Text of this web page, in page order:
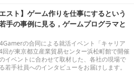
スト】ゲーム作りを仕事にするという
手の事例に見る，ゲームプログラマと
の合同による就活イベント「キャリア
回が東京都立産業貿易センター浜松町館で開催
イベントに合わせて取材した、各社の現場で
若手社員へのインタビューをお届けします。